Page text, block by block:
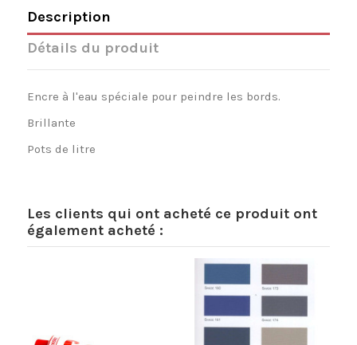
Description
Détails du produit
Encre à l'eau spéciale pour peindre les bords.
Brillante
Pots de litre
Les clients qui ont acheté ce produit ont
également acheté :